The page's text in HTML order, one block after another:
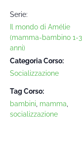
Serie:
Il mondo di Amélie
(mamma-bambino 1-3
anni)
Categoria Corso:
Socializzazione
Tag Corso:
bambini mamma
socializzazione